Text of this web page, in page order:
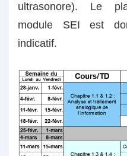
ultrasonore). Le
module SEI est
indicatif.